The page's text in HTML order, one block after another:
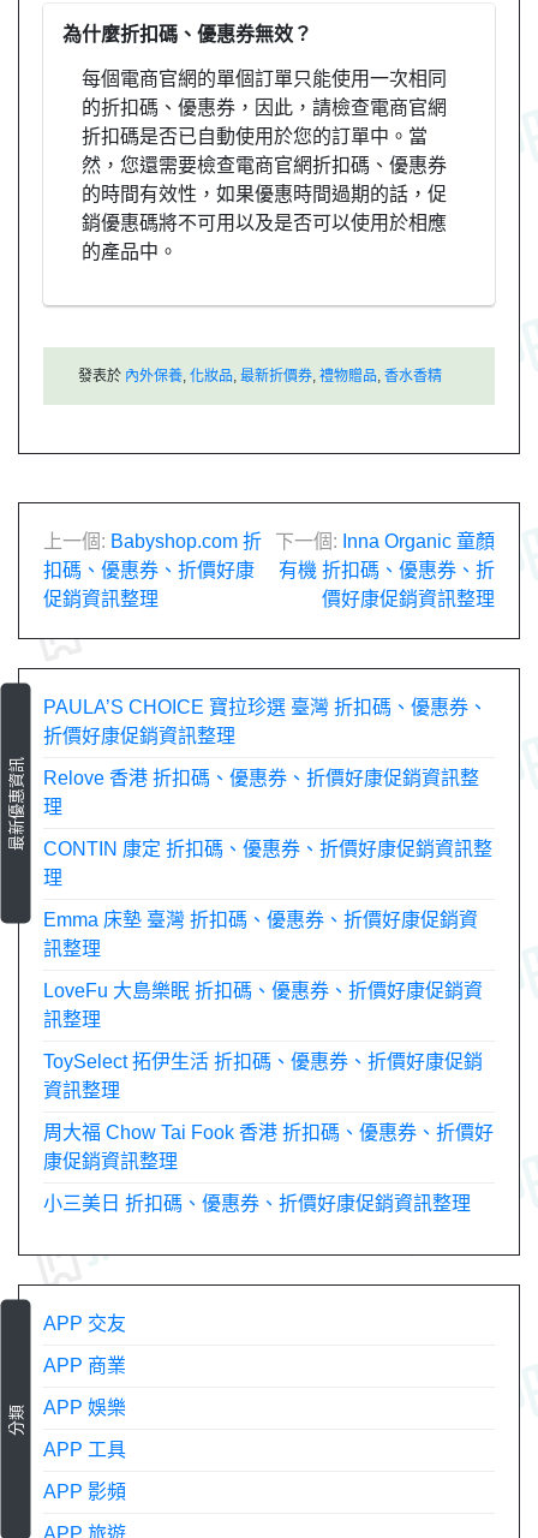
為什麼折扣碼、優惠券無效？
每個電商官網的單個訂單只能使用一次相同
的折扣碼、優惠券，因此，請檢查電商官網
折扣碼是否已自動使用於您的訂單中。當
然，您還需要檢查電商官網折扣碼、優惠券
的時間有效性，如果優惠時間過期的話，促
銷優惠碼將不可用以及是否可以使用於相應
的產品中。
發表於 內外保養 化妝品 最新折價券 禮物贈品 香水香精
文
章
導
上一個: Babyshop.com 折
扣碼、優惠券、折價好康
促銷資訊整理
下一個: Inna Organic 童顏
有機 折扣碼、優惠券、折
價好康促銷資訊整理
最新優惠資訊
PAULA’S CHOICE 寶拉珍選 臺灣 折扣碼、優惠券、
折價好康促銷資訊整理
Relove 香港 折扣碼、優惠券、折價好康促銷資訊整
理
CONTIN 康定 折扣碼、優惠券、折價好康促銷資訊整
理
Emma 床墊 臺灣 折扣碼、優惠券、折價好康促銷資
訊整理
LoveFu 大島樂眠 折扣碼、優惠券、折價好康促銷資
訊整理
ToySelect 拓伊生活 折扣碼、優惠券、折價好康促銷
資訊整理
周大福 Chow Tai Fook 香港 折扣碼、優惠券、折價好
康促銷資訊整理
小三美日 折扣碼、優惠券、折價好康促銷資訊整理
分類
APP 交友
APP 商業
APP 娛樂
APP 工具
APP 影頻
APP 旅遊